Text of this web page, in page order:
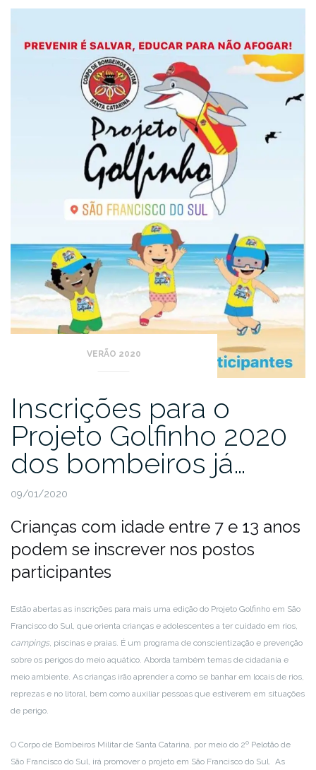
VERÃO 2020
Inscrições para o
Projeto Golfinho 2020
dos bombeiros já…
09/01/2020
Crianças com idade entre 7 e 13 anos
podem se inscrever nos postos
participantes
Estão abertas as inscrições para mais uma edição do Projeto Golfinho em São
Francisco do Sul, que orienta crianças e adolescentes a ter cuidado em rios,
campings, piscinas e praias. É um programa de conscientização e prevenção
sobre os perigos do meio aquático. Aborda também temas de cidadania e
meio ambiente. As crianças irão aprender a como se banhar em locais de rios,
reprezas e no litoral, bem como auxiliar pessoas que estiverem em situações
de perigo.
O Corpo de Bombeiros Militar de Santa Catarina, por meio do 2º Pelotão de
São Francisco do Sul, irá promover o projeto em São Francisco do Sul. As